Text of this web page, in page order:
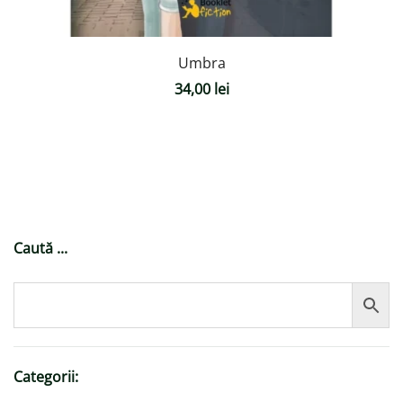
Umbra
34,00 lei
Caută ...
Categorii: